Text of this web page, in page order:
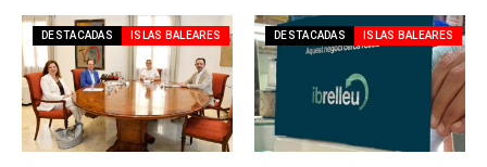
DESTACADAS ISLAS BALEARES DESTACADAS ISLAS BALEARES